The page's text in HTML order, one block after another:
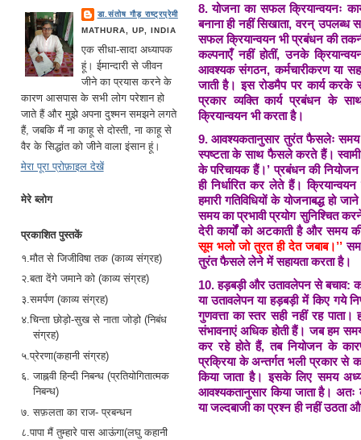
डा.संतोष गौड़ राष्ट्रप्रेमी
MATHURA, UP, INDIA
एक सीधा-सादा अध्यापक
हूं। ईमान्दारी से जीवन
जीने का प्रयास करने के
कारण आसपास के सभी लोग परेशान हो
जाते हैं और मुझे अपना दुश्मन समझने लगते
हैं, जबकि मैं ना काहू से दोस्ती, ना काहू से
वैर के सिद्धांत को जीने वाला इंसान हूं।
मेरा पूरा प्रोफ़ाइल देखें
मेरे ब्लोग
प्रकाशित पुस्तकें
१.मौत से जिजीविषा तक (काव्य संग्रह)
२.बता देंगे जमाने को (काव्य संग्रह)
३.समर्पण (काव्य संग्रह)
४.चिन्ता छोड़ो-सुख से नाता जोड़ो (निबंध
संग्रह)
५.प्रेरणा(कहानी संग्रह)
६. जाह्नवी हिन्दी निबन्ध (प्रतियोगितात्मक
निबन्ध)
७. सफ़लता का राज- प्रबन्धन
८.पापा मैं तुम्हारे पास आऊंगा(लघु कहानी
8. योजना का सफल क्रियान्वयनः
बनाना ही नहीं सिखाता, वरन्
सफल क्रियान्वयन भी प्रबंधन की
कल्पनाएँ नहीं होतीं, उनके
आवश्यक संगठन, कर्मचारीकरण या
जाती है। इस रोडमैप पर कार्य करके
प्रकार व्यक्ति कार्य प्रबंधन के
क्रियान्वयन भी करता है।
9. आवश्यकतानुसार तुरंत फैसलेः समय
स्पष्टता के साथ फैसले करते हैं।
के परिचायक हैं।’ प्रबंधन की
ही निर्धारित कर लेते हैं।
हमारी गतिविधियों के योजनाबद्ध हो
समय का प्रभावी प्रयोग
देरी कार्यों को अटकाती है और समय
सूम भलो जो तुरत ही देत जबाब।’’
तुरंत फैसले लेने में सहायता करता है।
10. हड़बड़ी और उतावलेपन से बचाव:
या उतावलेपन या हड़बड़ी में किए गये
गुणवत्ता का स्तर सही नहीं रह
संभावनाएं अधिक होती हैं। जब हम समय
कर रहे होते हैं, तब नियोजन के
प्रक्रिया के अन्तर्गत भली प्रकार से
किया जाता है। इसके लिए समय
आवश्यकतानुसार किया जाता है।
या जल्दबाजी का प्रश्न ही नहीं उठता